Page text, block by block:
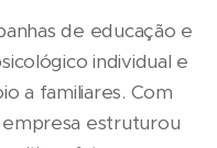
de educação e
individual e
a familiares. Com
estruturou